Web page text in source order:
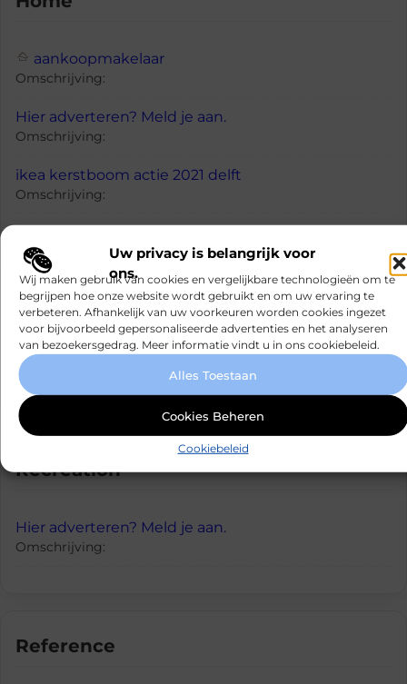
Uw privacy is belangrijk voor
ons.
Wij maken gebruik van cookies en vergelijkbare technologieën om te
begrijpen hoe onze website wordt gebruikt en om uw ervaring te
verbeteren. Afhankelijk van uw voorkeuren worden cookies ingezet
voor bijvoorbeeld gepersonaliseerde advertenties en het analyseren
van bezoekersgedrag. Meer informatie vindt u in ons cookiebeleid.
Alles Toestaan
Cookies Beheren
Cookiebeleid
aankoopmakelaar
Omschrijving:
Hier adverteren? Meld je aan.
Omschrijving:
ikea kerstboom actie 2021 delft
Omschrijving:
News
Hier adverteren? Meld je aan.
Omschrijving:
Recreation
Hier adverteren? Meld je aan.
Omschrijving:
Reference